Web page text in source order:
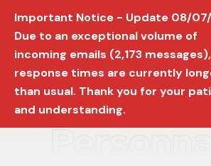
Important Notice - Update 08/
Due to an exceptional volume of
incoming emails (2,173
response times are currently
than usual. Thank you for your
and understanding.